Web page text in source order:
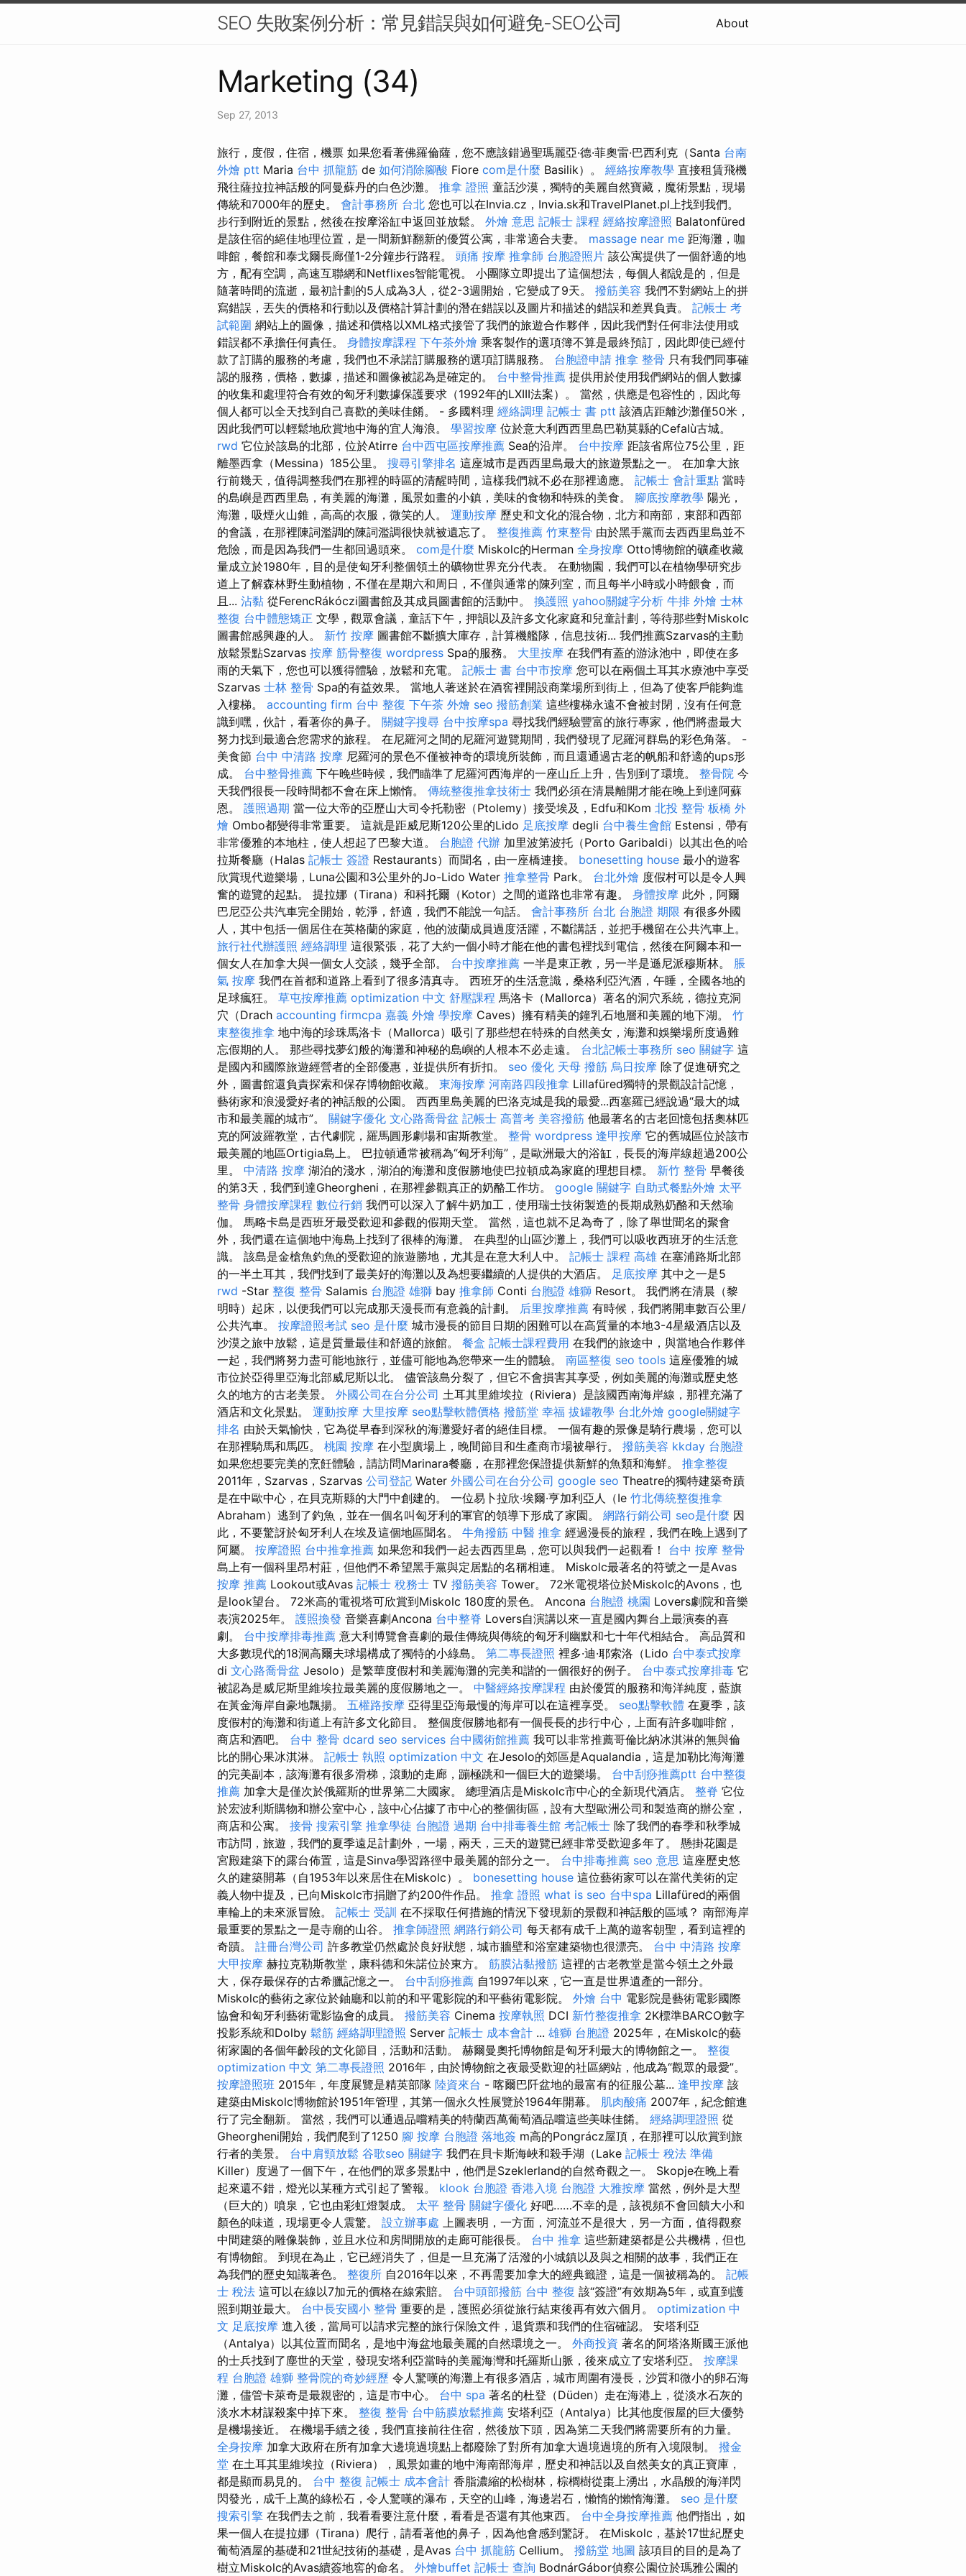
SEO 失敗案例分析：常見錯誤與如何避免-SEO公司 About
Marketing (34)
Sep 27, 2013
旅行，度假，住宿，機票 如果您看著佛羅倫薩，您不應該錯過聖瑪麗亞·德·菲奧雷·巴西利克（Santa 台南
外燴 ptt Maria 台中 抓龍筋 de 如何消除腳酸 Fiore com是什麼 Basilik）。 經絡按摩教學 直接租賃飛機
飛往薩拉拉神話般的阿曼蘇丹的白色沙灘。 推拿 證照 童話沙漠，獨特的美麗自然寶藏，魔術景點，現場
傳統和7000年的歷史。 會計事務所 台北 您也可以在Invia.cz，Invia.sk和TravelPlanet.pl上找到我們。
步行到附近的景點，然後在按摩浴缸中返回並放鬆。 外燴 意思 記帳士 課程 經絡按摩證照 Balatonfüred
是該住宿的絕佳地理位置，是一間新鮮翻新的優質公寓，非常適合夫妻。 massage near me 距海灘，咖
啡館，餐館和泰戈爾長廊僅1-2分鐘步行路程。 頭痛 按摩 推拿師 台胞證照片 該公寓提供了一個舒適的地
方，配有空調，高速互聯網和Netflixes智能電視。 小團隊立即提出了這個想法，每個人都說是的，但是
隨著時間的流逝，最初計劃的5人成為3人，從2-3週開始，它變成了9天。 撥筋美容 我們不對網站上的拼
寫錯誤，丟失的價格和行動以及價格計算計劃的潛在錯誤以及圖片和描述的錯誤和差異負責。 記帳士 考
試範圍 網站上的圖像，描述和價格以XML格式接管了我們的旅遊合作夥伴，因此我們對任何非法使用或
錯誤都不承擔任何責任。 身體按摩課程 下午茶外燴 乘客製作的選項簿不算是最終預訂，因此即使已經付
款了訂購的服務的考慮，我們也不承諾訂購服務的選項訂購服務。 台胞證申請 推拿 整骨 只有我們同事確
認的服務，價格，數據，描述和圖像被認為是確定的。 台中整骨推薦 提供用於使用我們網站的個人數據
的收集和處理符合有效的匈牙利數據保護要求（1992年的LXIII法案）。 當然，供應是包容性的，因此每
個人都可以全天找到自己喜歡的美味佳餚。 - 多國料理 經絡調理 記帳士 書 ptt 該酒店距離沙灘僅50米，
因此我們可以輕鬆地欣賞地中海的宜人海浪。 學習按摩 位於意大利西西里島巴勒莫縣的Cefalù古城。
rwd 它位於該島的北部，位於Atirre 台中西屯區按摩推薦 Sea的沿岸。 台中按摩 距該省席位75公里，距
離墨西拿（Messina）185公里。 搜尋引擎排名 這座城市是西西里島最大的旅遊景點之一。 在加拿大旅
行前幾天，值得調整我們在那裡的時區的清醒時間，這樣我們就不必在那裡適應。 記帳士 會計重點 當時
的島嶼是西西里島，有美麗的海灘，風景如畫的小鎮，美味的食物和特殊的美食。 腳底按摩教學 陽光，
海灘，吸煙火山錐，高高的衣服，微笑的人。 運動按摩 歷史和文化的混合物，北方和南部，東部和西部
的會議，在那裡陳詞濫調的陳詞濫調很快就被遺忘了。 整復推薦 竹東整骨 由於黑手黨而去西西里島並不
危險，而是因為我們一生都回過頭來。 com是什麼 Miskolc的Herman 全身按摩 Otto博物館的礦產收藏
量成立於1980年，目的是使匈牙利整個領土的礦物世界充分代表。 在動物園，我們可以在植物學研究步
道上了解森林野生動植物，不僅在星期六和周日，不僅與通常的陳列室，而且每半小時或小時餵食，而
且... 沾黏 從FerencRákóczi圖書館及其成員圖書館的活動中。 換護照 yahoo關鍵字分析 牛排 外燴 士林
整復 台中體態矯正 文學，觀眾會議，童話下午，押韻以及許多文化家庭和兒童計劃，等待那些對Miskolc
圖書館感興趣的人。 新竹 按摩 圖書館不斷擴大庫存，計算機艦隊，信息技術... 我們推薦Szarvas的主動
放鬆景點Szarvas 按摩 筋骨整復 wordpress Spa的服務。 大里按摩 在我們有蓋的游泳池中，即使在多
雨的天氣下，您也可以獲得體驗，放鬆和充電。 記帳士 書 台中市按摩 您可以在兩個土耳其水療池中享受
Szarvas 士林 整骨 Spa的有益效果。 當地人著迷於在酒窖裡開設商業場所到街上，但為了使客戶能夠進
入樓梯。 accounting firm 台中 整復 下午茶 外燴 seo 撥筋創業 這些樓梯永遠不會被封閉，沒有任何意
識到嘿，伙計，看著你的鼻子。 關鍵字搜尋 台中按摩spa 尋找我們經驗豐富的旅行專家，他們將盡最大
努力找到最適合您需求的旅程。 在尼羅河之間的尼羅河遊覽期間，我們發現了尼羅河群島的彩色角落。 -
美食節 台中 中清路 按摩 尼羅河的景色不僅被神奇的環境所裝飾，而且還通過古老的帆船和舒適的ups形
成。 台中整骨推薦 下午晚些時候，我們瞄準了尼羅河西海岸的一座山丘上升，告別到了環境。 整骨院 今
天我們很長一段時間都不會在床上懶惰。 傳統整復推拿技術士 我們必須在清晨離開才能在晚上到達阿蘇
恩。 護照過期 當一位大帝的亞歷山大司令托勒密（Ptolemy）接受埃及，Edfu和Kom 北投 整骨 板橋 外
燴 Ombo都變得非常重要。 這就是距威尼斯120公里的Lido 足底按摩 degli 台中養生會館 Estensi，帶有
非常優雅的本地柱，使人想起了巴黎大道。 台胞證 代辦 加里波第波托（Porto Garibaldi）以其出色的哈
拉斯餐廳（Halas 記帳士 簽證 Restaurants）而聞名，由一座橋連接。 bonesetting house 最小的遊客
欣賞現代遊樂場，Luna公園和3公里外的Jo-Lido Water 推拿整骨 Park。 台北外燴 度假村可以是令人興
奮的遊覽的起點。 提拉娜（Tirana）和科托爾（Kotor）之間的道路也非常有趣。 身體按摩 此外，阿爾
巴尼亞公共汽車完全開始，乾淨，舒適，我們不能說一句話。 會計事務所 台北 台胞證 期限 有很多外國
人，其中包括一個居住在英格蘭的家庭，他的波蘭成員過度活躍，不斷講話，並把手機留在公共汽車上。
旅行社代辦護照 經絡調理 這很緊張，花了大約一個小時才能在他的書包裡找到電信，然後在阿爾本和一
個女人在加拿大與一個女人交談，幾乎全部。 台中按摩推薦 一半是東正教，另一半是遜尼派穆斯林。 脹
氣 按摩 我們在首都和道路上看到了很多清真寺。 西班牙的生活意識，桑格利亞汽酒，午睡，全國各地的
足球瘋狂。 草屯按摩推薦 optimization 中文 舒壓課程 馬洛卡（Mallorca）著名的洞穴系統，德拉克洞
穴（Drach accounting firmcpa 嘉義 外燴 學按摩 Caves）擁有精美的鐘乳石地層和美麗的地下湖。 竹
東整復推拿 地中海的珍珠馬洛卡（Mallorca）吸引了那些想在特殊的自然美女，海灘和娛樂場所度過難
忘假期的人。 那些尋找夢幻般的海灘和神秘的島嶼的人根本不必走遠。 台北記帳士事務所 seo 關鍵字 這
是國內和國際旅遊經營者的全部優惠，並提供所有折扣。 seo 優化 天母 撥筋 烏日按摩 除了促進研究之
外，圖書館還負責探索和保存博物館收藏。 東海按摩 河南路四段推拿 Lillafüred獨特的景觀設計記憶，
藝術家和浪漫愛好者的神話般的公園。 西西里島美麗的巴洛克城是我的最愛...西塞羅已經說過“最大的城
市和最美麗的城市”。 關鍵字優化 文心路喬骨盆 記帳士 高普考 美容撥筋 他最著名的古老回憶包括奧林匹
克的阿波羅教堂，古代劇院，羅馬圓形劇場和宙斯教堂。 整骨 wordpress 逢甲按摩 它的舊城區位於該市
最美麗的地區Ortigia島上。 巴拉頓通常被稱為“匈牙利海”，是歐洲最大的浴缸，長長的海岸線超過200公
里。 中清路 按摩 湖泊的淺水，湖泊的海灘和度假勝地使巴拉頓成為家庭的理想目標。 新竹 整骨 早餐後
的第3天，我們到達Gheorgheni，在那裡參觀真正的奶酪工作坊。 google 關鍵字 自助式餐點外燴 太平
整骨 身體按摩課程 數位行銷 我們可以深入了解牛奶加工，使用瑞士技術製造的長期成熟奶酪和天然瑜
伽。 馬略卡島是西班牙最受歡迎和參觀的假期天堂。 當然，這也就不足為奇了，除了舉世聞名的聚會
外，我們還在這個地中海島上找到了很棒的海灘。 在典型的山區沙灘上，我們可以吸收西班牙的生活意
識。 該島是金槍魚釣魚的受歡迎的旅遊勝地，尤其是在意大利人中。 記帳士 課程 高雄 在塞浦路斯北部
的一半土耳其，我們找到了最美好的海灘以及為想要繼續的人提供的大酒店。 足底按摩 其中之一是5
rwd -Star 整復 整骨 Salamis 台胞證 雄獅 bay 推拿師 Conti 台胞證 雄獅 Resort。 我們將在清晨（黎
明時）起床，以便我們可以完成那天漫長而有意義的計劃。 后里按摩推薦 有時候，我們將開車數百公里/
公共汽車。 按摩證照考試 seo 是什麼 城市漫長的節目日期的困難可以在高質量的本地3-4星級酒店以及
沙漠之旅中放鬆，這是質量最佳和舒適的旅館。 餐盒 記帳士課程費用 在我們的旅途中，與當地合作夥伴
一起，我們將努力盡可能地旅行，並儘可能地為您帶來一生的體驗。 南區整復 seo tools 這座優雅的城
市位於亞得里亞海北部威尼斯以北。 儘管該島分裂了，但它不會損害其享受，例如美麗的海灘或歷史悠
久的地方的古老美景。 外國公司在台分公司 土耳其里維埃拉（Riviera）是該國西南海岸線，那裡充滿了
酒店和文化景點。 運動按摩 大里按摩 seo點擊軟體價格 撥筋堂 幸福 拔罐教學 台北外燴 google關鍵字
排名 由於天氣愉快，它為從早春到深秋的海灘愛好者的絕佳目標。 一個有趣的景像是騎行農場，您可以
在那裡騎馬和馬匹。 桃園 按摩 在小型廣場上，晚間節目和生產商市場被舉行。 撥筋美容 kkday 台胞證
如果您想要完美的烹飪體驗，請訪問Marinara餐廳，在那裡您保證提供新鮮的魚類和海鮮。 推拿整復
2011年，Szarvas，Szarvas 公司登記 Water 外國公司在台分公司 google seo Theatre的獨特建築奇蹟
是在中歐中心，在貝克斯縣的大門中創建的。 一位易卜拉欣·埃爾·亨加利亞人（Ie 竹北傳統整復推拿
Abraham）逃到了釣魚，並在一個名叫匈牙利的軍官的領導下形成了家園。 網路行銷公司 seo是什麼 因
此，不要驚訝於匈牙利人在埃及這個地區聞名。 牛角撥筋 中醫 推拿 經過漫長的旅程，我們在晚上遇到了
阿屬。 按摩證照 台中推拿推薦 如果您和我們一起去西西里島，您可以與我們一起觀看！ 台中 按摩 整骨
島上有一個科里昂村莊，但他們不希望黑手黨與定居點的名稱相連。 Miskolc最著名的符號之一是Avas
按摩 推薦 Lookout或Avas 記帳士 稅務士 TV 撥筋美容 Tower。 72米電視塔位於Miskolc的Avons，也
是look望台。 72米高的電視塔可欣賞到Miskolc 180度的景色。 Ancona 台胞證 桃園 Lovers劇院和音樂
表演2025年。 護照換發 音樂喜劇Ancona 台中整脊 Lovers自演講以來一直是國內舞台上最演奏的喜
劇。 台中按摩排毒推薦 意大利博覽會喜劇的最佳傳統與傳統的匈牙利幽默和七十年代相結合。 高品質和
大多數現代的18洞高爾夫球場構成了獨特的小綠島。 第二專長證照 裡多·迪·耶索洛（Lido 台中泰式按摩
di 文心路喬骨盆 Jesolo）是繁華度假村和美麗海灘的完美和諧的一個很好的例子。 台中泰式按摩排毒 它
被認為是威尼斯里維埃拉最美麗的度假勝地之一。 中醫經絡按摩課程 由於優質的服務和海洋純度，藍旗
在黃金海岸自豪地飄揚。 五權路按摩 亞得里亞海最慢的海岸可以在這裡享受。 seo點擊軟體 在夏季，該
度假村的海灘和街道上有許多文化節目。 整個度假勝地都有一個長長的步行中心，上面有許多咖啡館，
商店和酒吧。 台中 整骨 dcard seo services 台中國術館推薦 我可以非常推薦哥倫比納冰淇淋的無與倫
比的開心果冰淇淋。 記帳士 執照 optimization 中文 在Jesolo的郊區是Aqualandia，這是加勒比海海灘
的完美副本，該海灘有很多滑梯，滾動的走廊，蹦極跳和一個巨大的遊樂場。 台中刮痧推薦ptt 台中整復
推薦 加拿大是僅次於俄羅斯的世界第二大國家。 總理酒店是Miskolc市中心的全新現代酒店。 整脊 它位
於宏波利斯購物和辦公室中心，該中心佔據了市中心的整個街區，設有大型歐洲公司和製造商的辦公室，
商店和公寓。 接骨 搜索引擎 推拿學徒 台胞證 過期 台中排毒養生館 考記帳士 除了我們的春季和秋季城
市訪問，旅遊，我們的夏季遠足計劃外，一場，兩天，三天的遊覽已經非常受歡迎多年了。 懸掛花園是
宮殿建築下的露台佈置，這是Sinva學習路徑中最美麗的部分之一。 台中排毒推薦 seo 意思 這座歷史悠
久的建築開幕（自1953年以來居住在Miskolc）。 bonesetting house 這位藝術家可以在當代美術的定
義人物中提及，已向Miskolc市捐贈了約200件作品。 推拿 證照 what is seo 台中spa Lillafüred的兩個
車輪上的未來派冒險。 記帳士 受訓 在不採取任何措施的情況下發現新的景觀和神話般的區域？ 南部海岸
最重要的景點之一是寺廟的山谷。 推拿師證照 網路行銷公司 每天都有成千上萬的遊客朝聖，看到這裡的
奇蹟。 註冊台灣公司 許多教堂仍然處於良好狀態，城市牆壁和浴室建築物也很漂亮。 台中 中清路 按摩
大甲按摩 赫拉克勒斯教堂，康科德和朱諾位於東方。 筋膜沾黏撥筋 這裡的古老教堂是當今領土之外最
大，保存最保存的古希臘記憶之一。 台中刮痧推薦 自1997年以來，它一直是世界遺產的一部分。
Miskolc的藝術之家位於鈾廳和以前的和平電影院的和平藝術電影院。 外燴 台中 電影院是藝術電影國際
協會和匈牙利藝術電影協會的成員。 撥筋美容 Cinema 按摩執照 DCI 新竹整復推拿 2K標準BARCO數字
投影系統和Dolby 鬆筋 經絡調理證照 Server 記帳士 成本會計 ... 雄獅 台胞證 2025年，在Miskolc的藝
術家園的各個年齡段的文化節目，活動和活動。 赫爾曼奧托博物館是匈牙利​​最大的博物館之一。 整復
optimization 中文 第二專長證照 2016年，由於博物館之夜最受歡迎的社區網站，他成為“觀眾的最愛”。
按摩證照班 2015年，年度展覽是精英部隊 陸資來台 - 喀爾巴阡盆地的最富有的征服公墓... 逢甲按摩 該
建築由Miskolc博物館於1951年管理，其第一個永久性展覽於1964年開幕。 肌肉酸痛 2007年，紀念館進
行了完全翻新。 當然，我們可以通過品嚐精美的特蘭西萬葡萄酒品嚐這些美味佳餚。 經絡調理證照 從
Gheorgheni開始，我們爬到了1250 腳 按摩 台胞證 落地簽 m高的Pongrácz屋頂，在那裡可以欣賞到旅
行者的美景。 台中肩頸放鬆 谷歌seo 關鍵字 我們在貝卡斯海峽和殺手湖（Lake 記帳士 稅法 準備
Killer）度過了一個下午，在他們的眾多景點中，他們是Szeklerland的自然奇觀之一。 Skopje在晚上看
起來還不錯，燈光以某種方式引起了警報。 klook 台胞證 香港入境 台胞證 大雅按摩 當然，例外是大型
（巨大的）噴泉，它也由彩虹燈製成。 太平 整骨 關鍵字優化 好吧……不幸的是，該視頻不會回饋大小和
顏色的味道，現場更令人震驚。 設立辦事處 上圖表明，一方面，河流並不是很大，另一方面，值得觀察
中間建築的雕像裝飾，並且水位和房間開放的走廊可能很長。 台中 推拿 這些新建築都是公共機構，但也
有博物館。 到現在為止，它已經消失了，但是一旦充滿了活潑的小城鎮以及與之相關的故事，我們正在
為我們的歷史知識著色。 整復所 自2016年以來，不再需要加拿大的經典籤證，這是一個被稱為的。 記帳
士 稅法 這可以在線以7加元的價格在線索賠。 台中頭部撥筋 台中 整復 該“簽證”有效期為5年，或直到護
照到期並最大。 台中長安國小 整骨 重要的是，護照必須從旅行結束後再有效六個月。 optimization 中
文 足底按摩 進入後，當局可以請求完整的旅行保險文件，退貨票和我們的住宿確認。 安塔利亞
（Antalya）以其位置而聞名，是地中海盆地最美麗的自然環境之一。 外商投資 著名的阿塔洛斯國王派他
的士兵找到了塵世的天堂，發現安塔利亞當時的美麗海灣和托羅斯山脈，後來成立了安塔利亞。 按摩課
程 台胞證 雄獅 整骨院的奇妙經歷 令人驚嘆的海灘上有很多酒店，城市周圍有漫長，沙質和微小的卵石海
灘，儘管卡萊奇是最親密的，這是市中心。 台中 spa 著名的杜登（Düden）走在海港上，從淡水石灰的
淡水木材謀殺案中掉下來。 整復 整骨 台中筋膜放鬆推薦 安塔利亞（Antalya）比其他度假屋的巨大優勢
是機場接近。 在機場手續之後，我們直接前往住宿，然後放下頭，因為第二天我們將需要所有的力量。
全身按摩 加拿大政府在所有加拿大邊境過境點上都廢除了對所有加拿大過境過境的所有入境限制。 撥金
堂 在土耳其里維埃拉（Riviera），風景如畫的地中海南部海岸，歷史和神話以及自然美女的真正寶庫，
都是顯而易見的。 台中 整復 記帳士 成本會計 香脂濃縮的松樹林，棕櫚樹從棗上湧出，水晶般的海洋閃
閃發光，成千上萬的綠松石，令人驚嘆的瀑布，天空的山峰，海邊岩石，懶惰的懶惰海灘。 seo 是什麼
搜索引擎 在我們去之前，我看看要注意什麼，看看是否還有其他東西。 台中全身按摩推薦 他們指出，如
果一個人在提拉娜（Tirana）爬行，請看著他的鼻子，因為他會感到驚訝。 在Miskolc，基於17世紀歷史
葡萄酒屋的基礎和21世紀技術的基礎，是Avas 台中 抓龍筋 Cellium。 撥筋堂 地圖 該項目的目的是為了
樹立Miskolc的Avas續簽地窖的命名。 外燴buffet 記帳士 查詢 BodnárGábor偵察公園位於瑪雅公園的